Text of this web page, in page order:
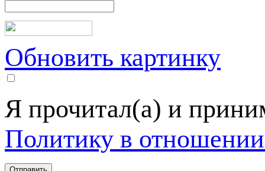
Обновить картинку
Я прочитал(а) и
Политику в